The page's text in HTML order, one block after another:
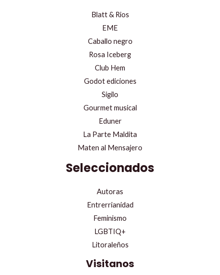
Blatt & Rios
EME
Caballo negro
Rosa Iceberg
Club Hem
Godot ediciones
Sigilo
Gourmet musical
Eduner
La Parte Maldita
Maten al Mensajero
Seleccionados
Autoras
Entrerrianidad
Feminismo
LGBTIQ+
Litoraleños
Visitanos